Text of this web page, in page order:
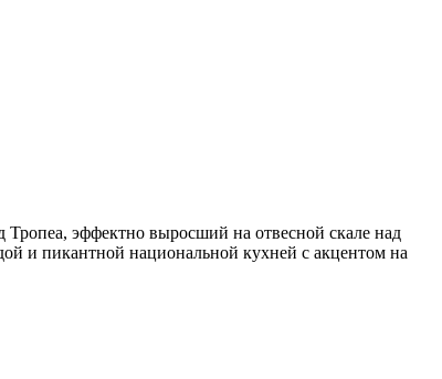
эффектно выросший на отвесной скале над
и пикантной национальной кухней с акцентом на